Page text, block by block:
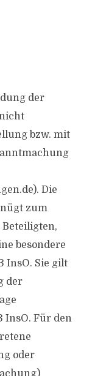
der
bzw. mit
Die
zum
besondere
InsO. Sie gilt
der
InsO. Für den
oder